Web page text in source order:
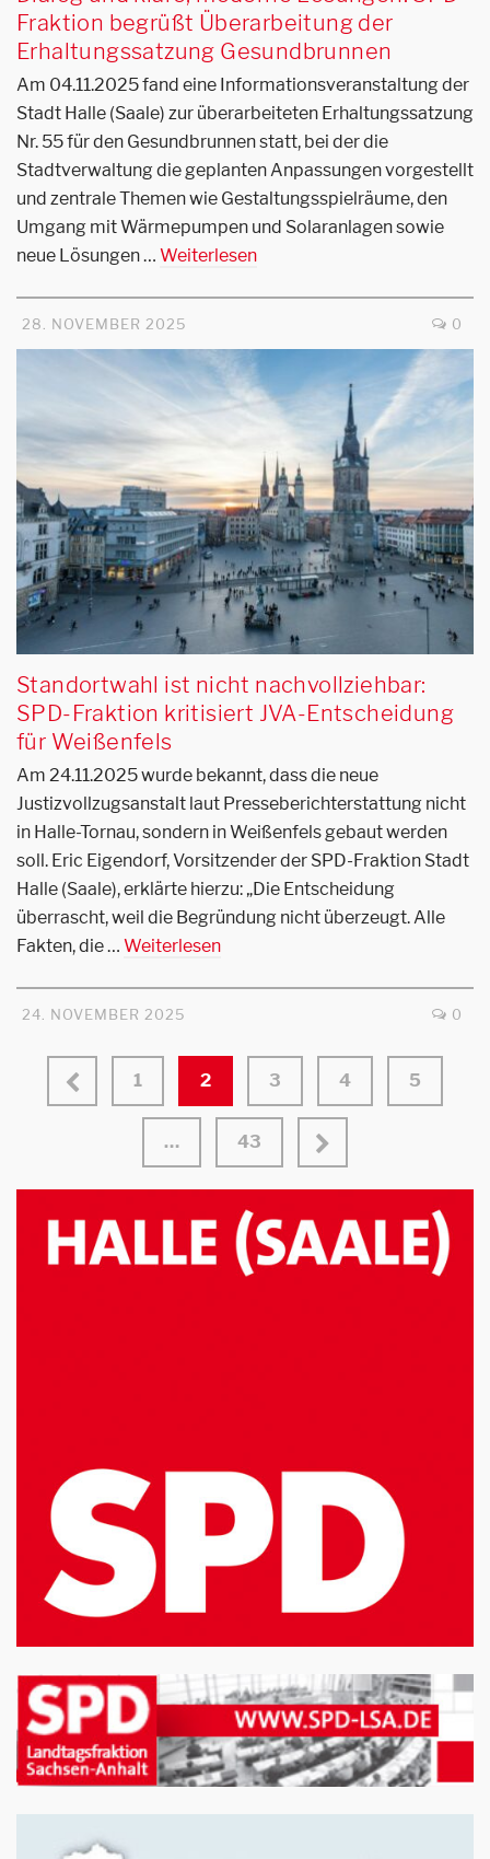
Fraktion begrüßt Überarbeitung der
Erhaltungssatzung Gesundbrunnen
Am 04.11.2025 fand eine Informationsveranstaltung der
Stadt Halle (Saale) zur überarbeiteten Erhaltungssatzung
Nr. 55 für den Gesundbrunnen statt, bei der die
Stadtverwaltung die geplanten Anpassungen vorgestellt
und zentrale Themen wie Gestaltungsspielräume, den
Umgang mit Wärmepumpen und Solaranlagen sowie
neue Lösungen … Weiterlesen
28. NOVEMBER 2025 0
Standortwahl ist nicht nachvollziehbar:
SPD-Fraktion kritisiert JVA-Entscheidung
für Weißenfels
Am 24.11.2025 wurde bekannt, dass die neue
Justizvollzugsanstalt laut Presseberichterstattung nicht
in Halle-Tornau, sondern in Weißenfels gebaut werden
soll. Eric Eigendorf, Vorsitzender der SPD-Fraktion Stadt
Halle (Saale), erklärte hierzu: „Die Entscheidung
überrascht, weil die Begründung nicht überzeugt. Alle
Fakten, die … Weiterlesen
24. NOVEMBER 2025 0
1 2 3 4 5
… 43